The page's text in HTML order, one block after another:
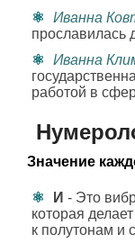
Иванна
прославилась
Иванна
работой в
Значение
И - Это
которая
к полутонам и